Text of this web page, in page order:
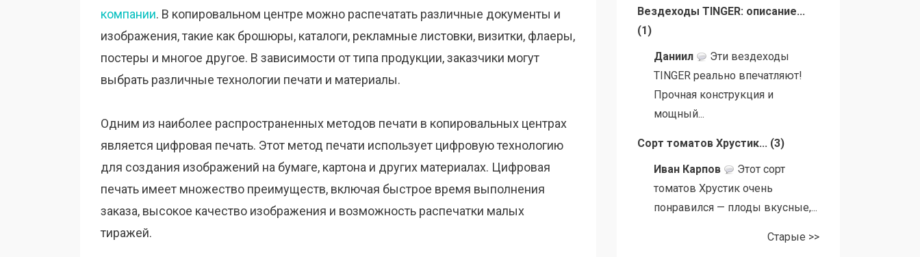
компании. В копировальном центре можно распечатать различные документы и
изображения, такие как брошюры, каталоги, рекламные листовки, визитки, флаеры,
постеры и многое другое. В зависимости от типа продукции, заказчики могут
выбрать различные технологии печати и материалы.
Одним из наиболее распространенных методов печати в копировальных центрах
является цифровая печать. Этот метод печати использует цифровую технологию
для создания изображений на бумаге, картона и других материалах. Цифровая
печать имеет множество преимуществ, включая быстрое время выполнения
заказа, высокое качество изображения и возможность распечатки малых
тиражей.
Вездеходы TINGER: описание...
(1)
Даниил
Эти вездеходы
TINGER реально впечатляют!
Прочная конструкция и
мощный...
Сорт томатов Хрустик... (3)
Иван Карпов
Этот сорт
томатов Хрустик очень
понравился — плоды вкусные,...
Старые >>